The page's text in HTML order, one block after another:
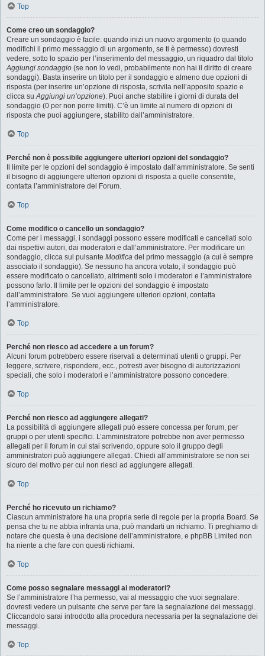
Top
Come creo un sondaggio?
Creare un sondaggio è facile: quando inizi un nuovo argomento (o quando
modifichi il primo messaggio di un argomento, se ti è permesso) dovresti
vedere, sotto lo spazio per l’inserimento del messaggio, un riquadro dal titolo
Aggiungi sondaggio (se non lo vedi, probabilmente non hai il diritto di creare
sondaggi). Basta inserire un titolo per il sondaggio e almeno due opzioni di
risposta (per inserire un’opzione di risposta, scrivila nell’apposito spazio e
clicca suAggiungi un’opzione). Puoi anche stabilire i giorni di durata del
sondaggio (0 per non porre limiti). C’è un limite al numero di opzioni di
risposta che puoi aggiungere, stabilito dall’amministratore.
Top
Perché non è possibile aggiungere ulteriori opzioni del sondaggio?
Il limite per le opzioni del sondaggio è impostato dall’amministratore. Se senti
il bisogno di aggiungere ulteriori opzioni di risposta a quelle consentite,
contatta l’amministratore del Forum.
Top
Come modifico o cancello un sondaggio?
Come per i messaggi, i sondaggi possono essere modificati e cancellati solo
dai rispettivi autori, dai moderatori e dall’amministratore. Per modificare un
sondaggio, clicca sul pulsante Modifica del primo messaggio (a cui è sempre
associato il sondaggio). Se nessuno ha ancora votato, il sondaggio può
essere modificato o cancellato, altrimenti solo i moderatori e l’amministratore
possono farlo. Il limite per le opzioni del sondaggio è impostato
dall’amministratore. Se vuoi aggiungere ulteriori opzioni, contatta
l’amministratore.
Top
Perché non riesco ad accedere a un forum?
Alcuni forum potrebbero essere riservati a determinati utenti o gruppi. Per
leggere, scrivere, rispondere, ecc., potresti aver bisogno di autorizzazioni
speciali, che solo i moderatori e l’amministratore possono concedere.
Top
Perché non riesco ad aggiungere allegati?
La possibilità di aggiungere allegati può essere concessa per forum, per
gruppi o per utenti specifici. L’amministratore potrebbe non aver permesso
allegati per il forum in cui stai scrivendo, oppure solo il gruppo degli
amministratori può aggiungere allegati. Chiedi all’amministratore se non sei
sicuro del motivo per cui non riesci ad aggiungere allegati.
Top
Perché ho ricevuto un richiamo?
Ciascun amministratore ha una propria serie di regole per la propria Board. Se
pensa che tu ne abbia infranta una, può mandarti un richiamo. Ti preghiamo di
notare che questa è una decisione dell’amministratore, e phpBB Limited non
ha niente a che fare con questi richiami.
Top
Come posso segnalare messaggi ai moderatori?
Se l’amministratore l’ha permesso, vai al messaggio che vuoi segnalare:
dovresti vedere un pulsante che serve per fare la segnalazione dei messaggi.
Cliccandolo sarai introdotto alla procedura necessaria per la segnalazione dei
messaggi.
Top